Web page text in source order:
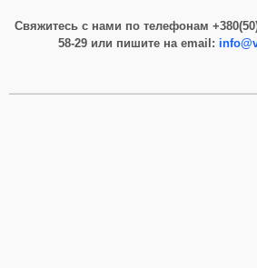
Свяжитесь с нами по телефонам
58-29 или пишите на email: